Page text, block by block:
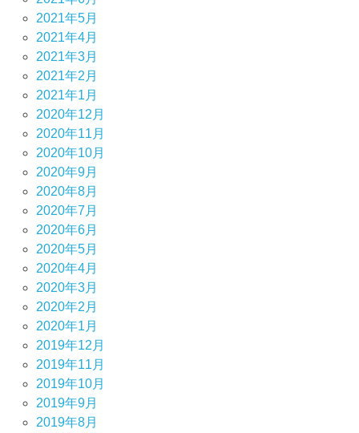
2021年5月
2021年4月
2021年3月
2021年2月
2021年1月
2020年12月
2020年11月
2020年10月
2020年9月
2020年8月
2020年7月
2020年6月
2020年5月
2020年4月
2020年3月
2020年2月
2020年1月
2019年12月
2019年11月
2019年10月
2019年9月
2019年8月